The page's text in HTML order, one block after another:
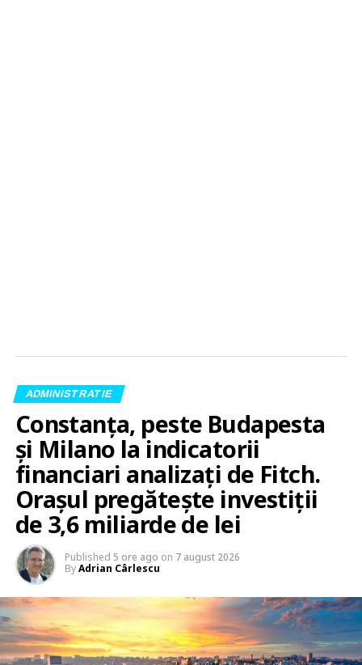
ADMINISTRATIE
Constanța, peste Budapesta
și Milano la indicatorii
financiari analizați de Fitch.
Orașul pregătește investiții
de 3,6 miliarde de lei
Published 5 ore ago on 7 august 2026
ByAdrian Cârlescu